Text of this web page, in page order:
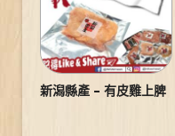
新潟縣產 – 有皮雞上脾